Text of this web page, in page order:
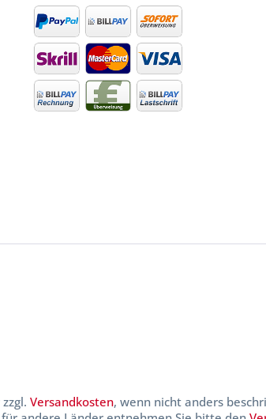
Versandkosten, wenn nicht anders